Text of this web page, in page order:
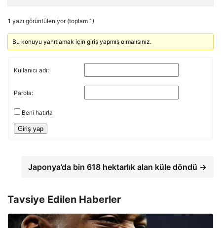
1 yazı görüntüleniyor (toplam 1)
Bu konuyu yanıtlamak için giriş yapmış olmalısınız.
Kullanıcı adı:
Parola:
Beni hatırla
Giriş yap
Japonya’da bin 618 hektarlık alan küle döndü →
Tavsiye Edilen Haberler